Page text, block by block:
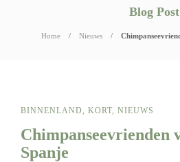
Blog Post
Home Nieuws
BINNENLAND, KORT, NIEUWS
Chimpanseevrienden
Spanje